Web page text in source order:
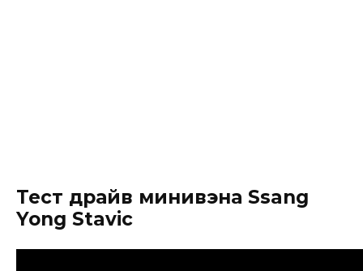
Тест драйв минивэна Ssang
Yong Stavic